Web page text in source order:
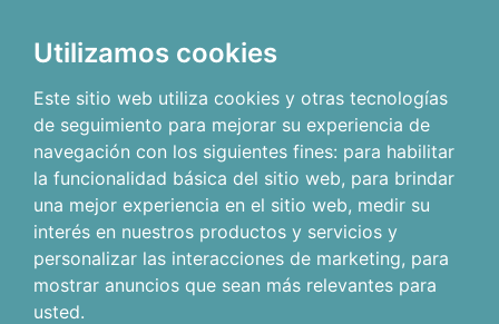
Utilizamos cookies
Este sitio web utiliza cookies y otras tecnologías
de seguimiento para mejorar su experiencia de
navegación con los siguientes fines: para habilitar
la funcionalidad básica del sitio web, para brindar
una mejor experiencia en el sitio web, medir su
interés en nuestros productos y servicios y
personalizar las interacciones de marketing, para
mostrar anuncios que sean más relevantes para
usted.